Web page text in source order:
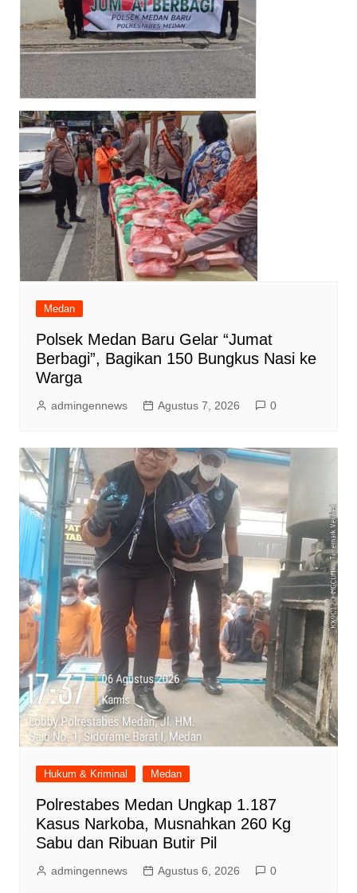
Medan
Polsek Medan Baru Gelar “Jumat
Berbagi”, Bagikan 150 Bungkus Nasi ke
Warga
admingennews Agustus 7, 2026 0
Hukum & Kriminal Medan
Polrestabes Medan Ungkap 1.187
Kasus Narkoba, Musnahkan 260 Kg
Sabu dan Ribuan Butir Pil
admingennews Agustus 6, 2026 0